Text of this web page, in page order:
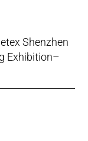
Shenzhen
Exhibition–